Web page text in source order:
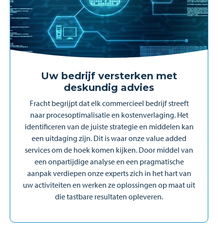
Uw bedrijf versterken met
deskundig advies
Fracht begrijpt dat elk commercieel bedrijf streeft
naar procesoptimalisatie en kostenverlaging. Het
identificeren van de juiste strategie en middelen kan
een uitdaging zijn. Dit is waar onze value added
services om de hoek komen kijken. Door middel van
een onpartijdige analyse en een pragmatische
aanpak verdiepen onze experts zich in het hart van
uw activiteiten en werken ze oplossingen op maat uit
die tastbare resultaten opleveren.